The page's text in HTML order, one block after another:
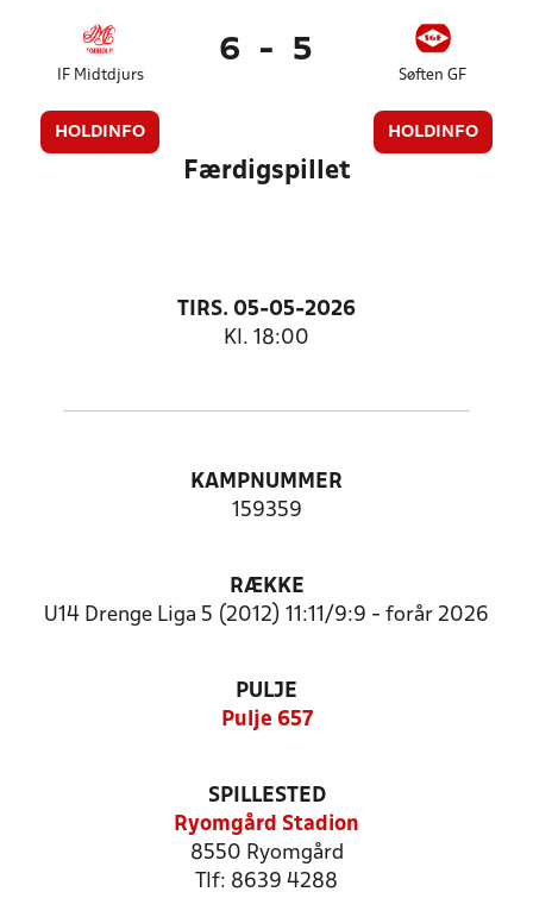
IF Midtdjurs
HOLDINFO
6 - 5
Søften GF
HOLDINFO
Færdigspillet
TIRS. 05-05-2026
Kl. 18:00
KAMPNUMMER
159359
RÆKKE
U14 Drenge Liga 5 (2012) 11:11/9:9 - forår 2026
PULJE
Pulje 657
SPILLESTED
Ryomgård Stadion
8550 Ryomgård
Tlf: 8639 4288